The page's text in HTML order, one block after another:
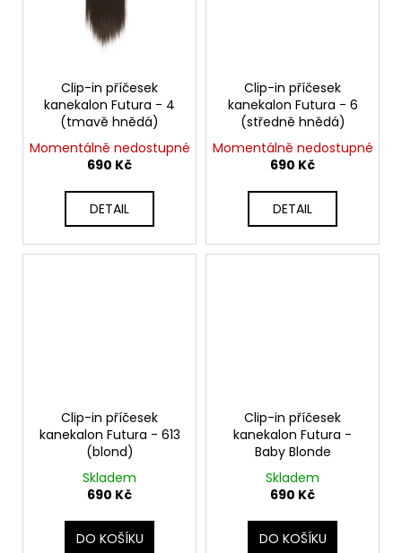
Clip-in příčesek
kanekalon Futura - 4
(tmavě hnědá)
Momentálně nedostupné
690 Kč
DETAIL
Clip-in příčesek
kanekalon Futura - 6
(středně hnědá)
Momentálně nedostupné
690 Kč
DETAIL
Clip-in příčesek
kanekalon Futura - 613
(blond)
Skladem
690 Kč
DO KOŠÍKU
Clip-in příčesek
kanekalon Futura -
Baby Blonde
Skladem
690 Kč
DO KOŠÍKU